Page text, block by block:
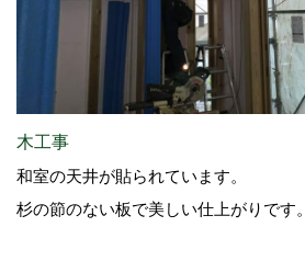
木工事
和室の天井が貼られています。
杉の節のない板で美しい仕上がりです。